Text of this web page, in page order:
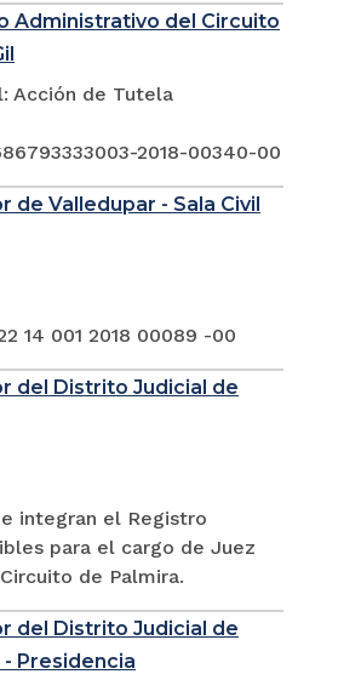
Administrativo del Circuito
Acción de Tutela
2018-00340-00
de Valledupar - Sala Civil
14 001 2018 00089 -00
del Distrito Judicial de
integran el Registro
para el cargo de Juez
de Palmira.
del Distrito Judicial de
Presidencia